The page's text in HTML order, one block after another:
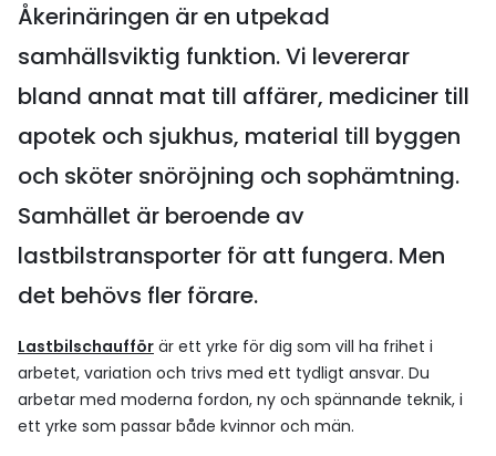
Åkerinäringen är en utpekad
samhällsviktig funktion. Vi levererar
bland annat mat till affärer, mediciner till
apotek och sjukhus, material till byggen
och sköter snöröjning och sophämtning.
Samhället är beroende av
lastbilstransporter för att fungera. Men
det behövs fler förare.
Lastbilschaufför är ett yrke för dig som vill ha frihet i
arbetet, variation och trivs med ett tydligt ansvar. Du
arbetar med moderna fordon, ny och spännande teknik, i
ett yrke som passar både kvinnor och män.